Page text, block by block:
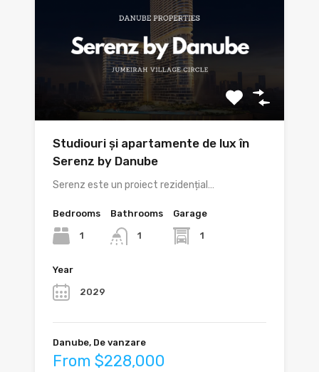
Studiouri și apartamente de lux în
Serenz by Danube
Serenz este un proiect rezidențial…
Bedrooms
1
Bathrooms
1
Garage
1
Year
2029
Danube, De vanzare
From $228,000